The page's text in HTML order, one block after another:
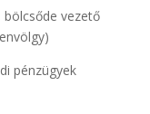
bölcsőde vezető
pénzügyek